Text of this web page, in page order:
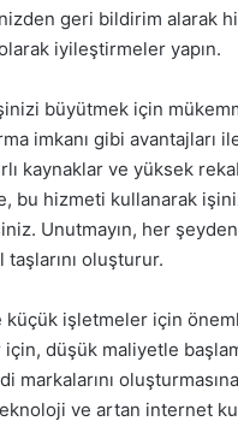
geri bildirim alarak
iyileştirmeler yapın.
büyütmek için
imkanı gibi avantajları
kaynaklar ve yüksek
bu hizmeti kullanarak
Unutmayın, her
oluşturur.
işletmeler için
düşük maliyetle
markalarını
ve artan internet